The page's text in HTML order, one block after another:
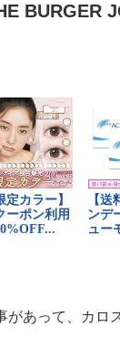
BURGER
があって、カロ